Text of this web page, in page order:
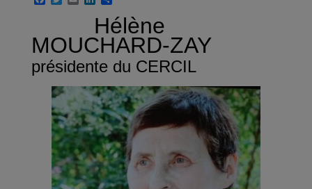
b
o
o
k
t
e
r
n
k
e
d
I
n
r
t
a
g
e
r
Hélène
MOUCHARD-ZAY
présidente du CERCIL